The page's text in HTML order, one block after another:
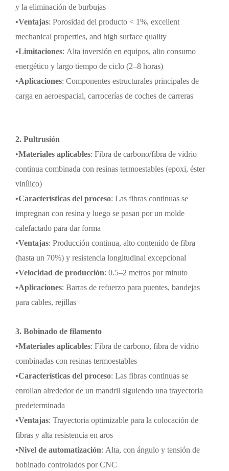
y la eliminación de burbujas
•Ventajas: Porosidad del producto < 1%, excellent
mechanical properties, and high surface quality
•Limitaciones: Alta inversión en equipos, alto consumo
energético y largo tiempo de ciclo (2–8 horas)
•Aplicaciones: Componentes estructurales principales de
carga en aeroespacial, carrocerías de coches de carreras
2. Pultrusión
•Materiales aplicables: Fibra de carbono/fibra de vidrio
continua combinada con resinas termoestables (epoxi, éster
vinílico)
•Características del proceso: Las fibras continuas se
impregnan con resina y luego se pasan por un molde
calefactado para dar forma
•Ventajas: Producción continua, alto contenido de fibra
(hasta un 70%) y resistencia longitudinal excepcional
•Velocidad de producción: 0.5–2 metros por minuto
•Aplicaciones: Barras de refuerzo para puentes, bandejas
para cables, rejillas
3. Bobinado de filamento
•Materiales aplicables: Fibra de carbono, fibra de vidrio
combinadas con resinas termoestables
•Características del proceso: Las fibras continuas se
enrollan alrededor de un mandril siguiendo una trayectoria
predeterminada
•Ventajas: Trayectoria optimizable para la colocación de
fibras y alta resistencia en aros
•Nivel de automatización: Alta, con ángulo y tensión de
bobinado controlados por CNC